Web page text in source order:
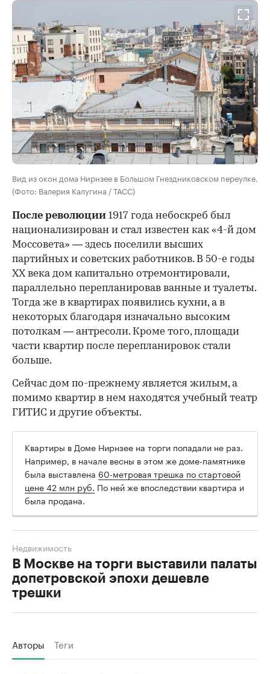
Вид из окон дома Нирнзее в Большом Гнездниковском переулке.
(Фото: Валерия Калугина / ТАСС)
После революции 1917 года небоскреб был
национализирован и стал известен как «4-й дом
Моссовета» — здесь поселили высших
партийных и советских работников. В 50-е годы
ХХ века дом капитально отремонтировали,
параллельно перепланировав ванные и туалеты.
Тогда же в квартирах появились кухни, а в
некоторых благодаря изначально высоким
потолкам — антресоли. Кроме того, площади
части квартир после перепланировок стали
больше.
Сейчас дом по-прежнему является жилым, а
помимо квартир в нем находятся учебный театр
ГИТИС и другие объекты.
Квартиры в Доме Нирнзее на торги попадали не раз.
Например, в начале весны в этом же доме-памятнике
была выставлена 60-метровая трешка по стартовой
цене 42 млн руб. По ней же впоследствии квартира и
была продана.
В Москве на торги выставили палаты
допетровской эпохи дешевле
трешки
Недвижимость
Авторы Теги